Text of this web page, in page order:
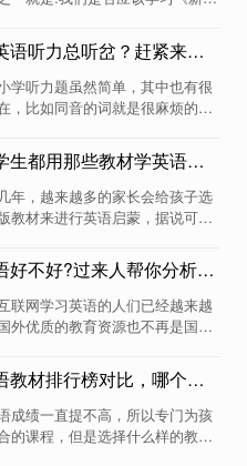
题提出一些想法和建议。另外，
研和专家调研，大多数人认为2-
学习幼儿英语的黄金年龄。这个
正处于学习的敏感期，适合接受
在说什么? 一线和准一线城市的
习者，不需要学《新概念》 二线
，英语学习环境和资源较好的，
《新概念》 一、我们在说《新...
小学生英语听力总听岔？赶紧来了解一下同音词！
学听力题虽然简单，其中也有很
，比如同音的词就是很麻烦的一
中出现，孩子很容易就被搞蒙
们要先聊耳机清楚常见的同音不
，放到句子中也能更好地区分开
段...
美国小学生都用那些教材学英语？适不适合国内孩子用？
年，越来越多的家长会给孩子选
教材来进行英语启蒙，据说可以
，美国小孩用这样的教材是因为
的口语基础，已经先会讲英语
没有纯英文的学习环境，给孩子
土...
培生英语好不好?过来人帮你分析分析
联网学习英语的人们已经越来越
外优质的教育资源也不再是国际
构学习到，那么这个教材好不
8岁孩子的妈妈，在孩子的英语
比较有 经验的这里和大家分享一
教...
少儿英语教材排行榜对比，哪个好？
成绩一直提不高，所以专门为孩
的课程，但是选择什么样的教材